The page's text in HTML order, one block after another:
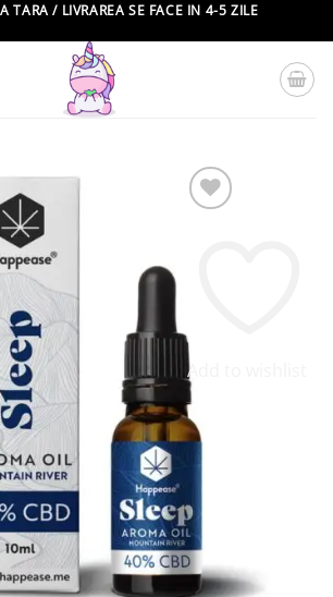
TARA / LIVRAREA SE FACE IN 4-5 ZILE
Add to wishlist